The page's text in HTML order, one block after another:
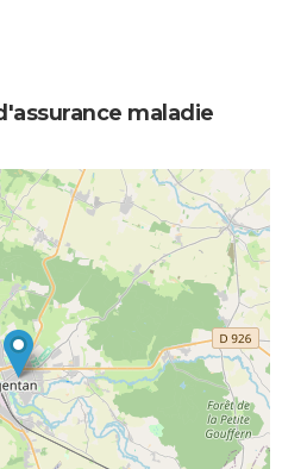
maladie